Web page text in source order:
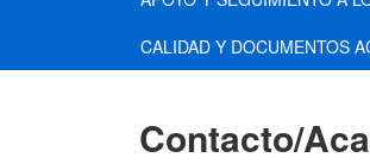
CALIDAD Y DOCUMENTOS
Contacto/